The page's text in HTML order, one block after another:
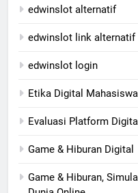
edwinslot alternatif
edwinslot link alternatif
edwinslot login
Etika Digital Mahasiswa
Evaluasi Platform Digital
Game & Hiburan Digital
Game & Hiburan,